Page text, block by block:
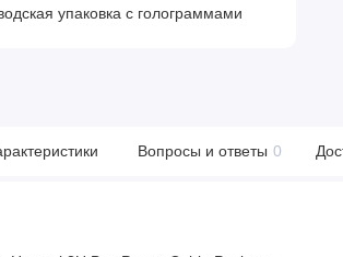
упаковка с голограммами
Вопросы и ответы 0